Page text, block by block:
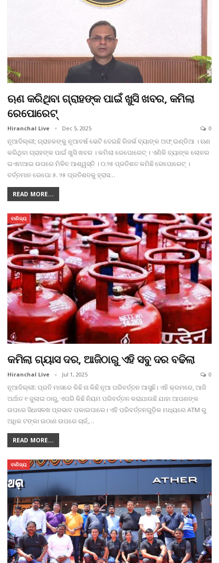
ଋଣ କରିଥିବା ଗ୍ରାହଙ୍କ ପାଇଁ ଖୁସି ଖବର, କମିଲା
ରେପୋରେଟ୍
Hiranchal Live Dec 5, 2025 0
ନୂଆଦିଲ୍ଲୀ; ଗ୍ରାହକଙ୍କୁ ନୂଆବର୍ଷ ଭେଟି ଦେଇଛି ରିଜର୍ଭ ବ୍ୟାଙ୍କ ଅଫ୍ ଇଣ୍ଡିଆ । ଋଣ
କରିଥିବା ଗ୍ରାହଙ୍କ ପାଇଁ ଖୁସି ଖବର । କମିଲା ରେପୋରେଟ୍ । ଏଣିକି ବ୍ୟାଙ୍କ ଲୋନର
ଇଏମଆଇ ଉପରେ ମିଳିବ ଆଶ୍ୱସ୍ତି । ୦.୨୫ ପ୍ରତିଶତ କମିଛି ରେପୋରେଟ୍ ।
ବର୍ତ୍ତମାନ ରେପୋ ୫. ୨୫ ପ୍ରତିଶତକୁ ହ୍ରାସ…
READ MORE...
ବାଣିଜ୍ୟ
କମିଲା ଗ୍ୟାସ ଦର, ଆଜିଠାରୁ ଏହି ସବୁ ଦର ବଢିଲା
Hiranchal Live Jul 1, 2025 0
ନୂଆଦିଲ୍ଲୀ: ପ୍ରତି ମାସରେ କିଛି ନା କିଛି ନୂଆ ପରିବର୍ତ୍ତନ ଆସୁଛି। ଏହି କ୍ରମରେ, ଆଜି
ଅର୍ଥାତ ୧ ଜୁଲାଇ ଠାରୁ, ଏପରି କିଛି ନିୟମ ପରିବର୍ତ୍ତନ କରାଯାଉଛି ଯାହା ଆପଣଙ୍କ
ଉପରେ ସିଧାସଳଖ ପ୍ରଭାବ ପକାଇପାରେ। ଏହି ପରିବର୍ତ୍ତନଗୁଡ଼ିକ ମଧ୍ୟରେ ATM ରୁ
ଅଧିକ ଟଙ୍କା ଉଠାଣ ଉପରେ ଚାର୍ଜ,…
READ MORE...
ବାଣିଜ୍ୟ